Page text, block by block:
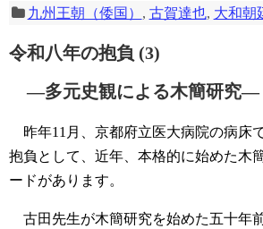
九州王朝（倭国） , 古賀達也, 大和朝
令和八年の抱負 (3)
―多元史観による木簡研究―
昨年11月、京都府立医大病院の病床
抱負として、近年、本格的に始めた木
ードがあります。
古田先生が木簡研究を始めた五十年